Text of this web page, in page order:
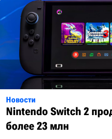
Новости
Nintendo Switch 2
более 23 млн